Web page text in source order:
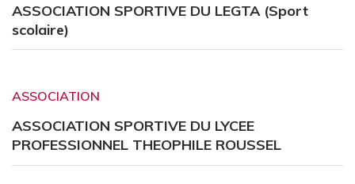
ASSOCIATION SPORTIVE DU LEGTA (Sport
scolaire)
ASSOCIATION
ASSOCIATION SPORTIVE DU LYCEE
PROFESSIONNEL THEOPHILE ROUSSEL